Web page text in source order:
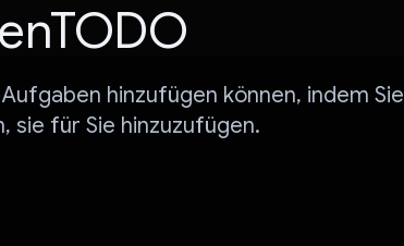
hinzufügen können, indem Sie
sie für Sie hinzuzufügen.